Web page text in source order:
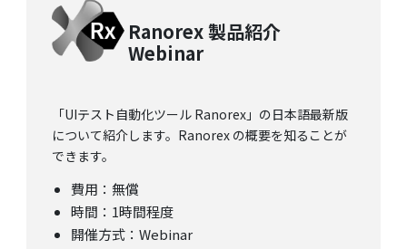
Ranorex 製品紹介
Webinar
「UIテスト自動化ツール Ranorex」の日本語最新版
について紹介します。Ranorex の概要を知ることが
できます。
費用：無償
時間：1時間程度
開催方式：Webinar